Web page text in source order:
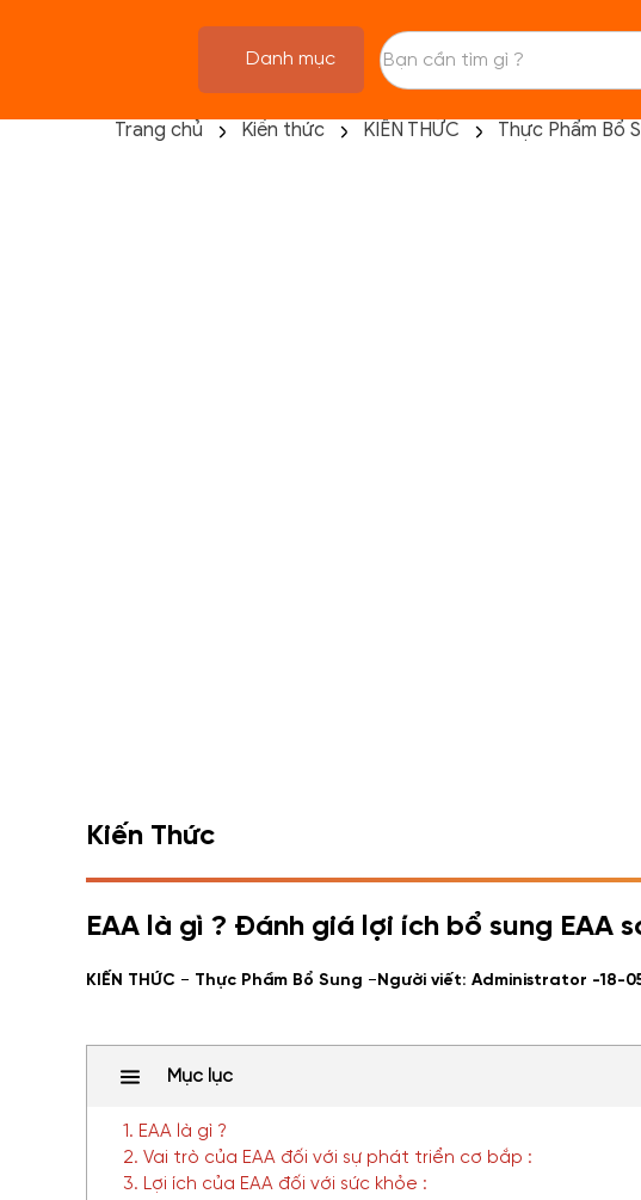
Danh mục
Trang chủ Kiến thức KIẾN THỨC Thực Phẩm Bổ
Kiến Thức
EAA là gì ? Đánh giá lợi ích bổ sung EAA
KIẾN THỨC - Thực Phẩm Bổ Sung -Người viết: Administrator -18-
Mục lục
1. EAA là gì ?
2. Vai trò của EAA đối với sự phát triển cơ bắp :
3. Lợi ích của EAA đối với sức khỏe :